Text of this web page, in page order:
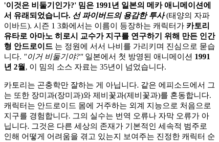
'이것은 비둘기인가?' 밈은 1991년 일본의 메카 애니메이션에
서 유래되었습니다. 선 파이버드의 용감한 투사(태양의 자파
이바드). 시즌 1 3화에서는 이름이 등장하는 캐릭터가 카토리
유타로 아마노 히로시 교수가 지구를 연구하기 위해 만든 인간
형 안드로이드 는 정원에 서서 나비를 가리키며 진심으로 묻습
니다. "이거 비둘기야?" 일본에서 첫 방영된 애니메이션 1991
년 2월 , 이 밈의 소스 자료는 35년이 넘었습니다.
카토리는 곤충학만 잘하는 게 아닙니다. 같은 에피소드에서 그
는 또한 장미과(장미과)와 제비꽃과(제비꽃과)를 혼동합니다.
캐릭터는 안드로이드 몸에 거주하는 외계 지능으로 처음으로
지구를 경험합니다. 그의 실수는 번역 오류나 자막 오류가 아
닙니다. 그것은 다른 세상의 존재가 기본적인 세속적 범주로
인해 어떻게 어려움을 겪고 있는지 보여주는 진정한 캐릭터 순